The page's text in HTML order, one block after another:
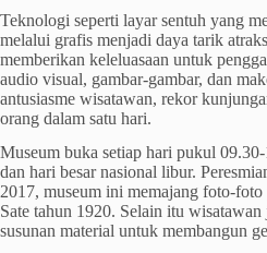
Teknologi seperti layar sentuh yang
melalui grafis menjadi daya tarik
memberikan keleluasaan untuk
audio visual, gambar-gambar, dan
antusiasme wisatawan, rekor
orang dalam satu hari.
Museum buka setiap hari pukul
dan hari besar nasional libur.
2017, museum ini memajang foto-
Sate tahun 1920. Selain itu wisatawan
susunan material untuk membangun